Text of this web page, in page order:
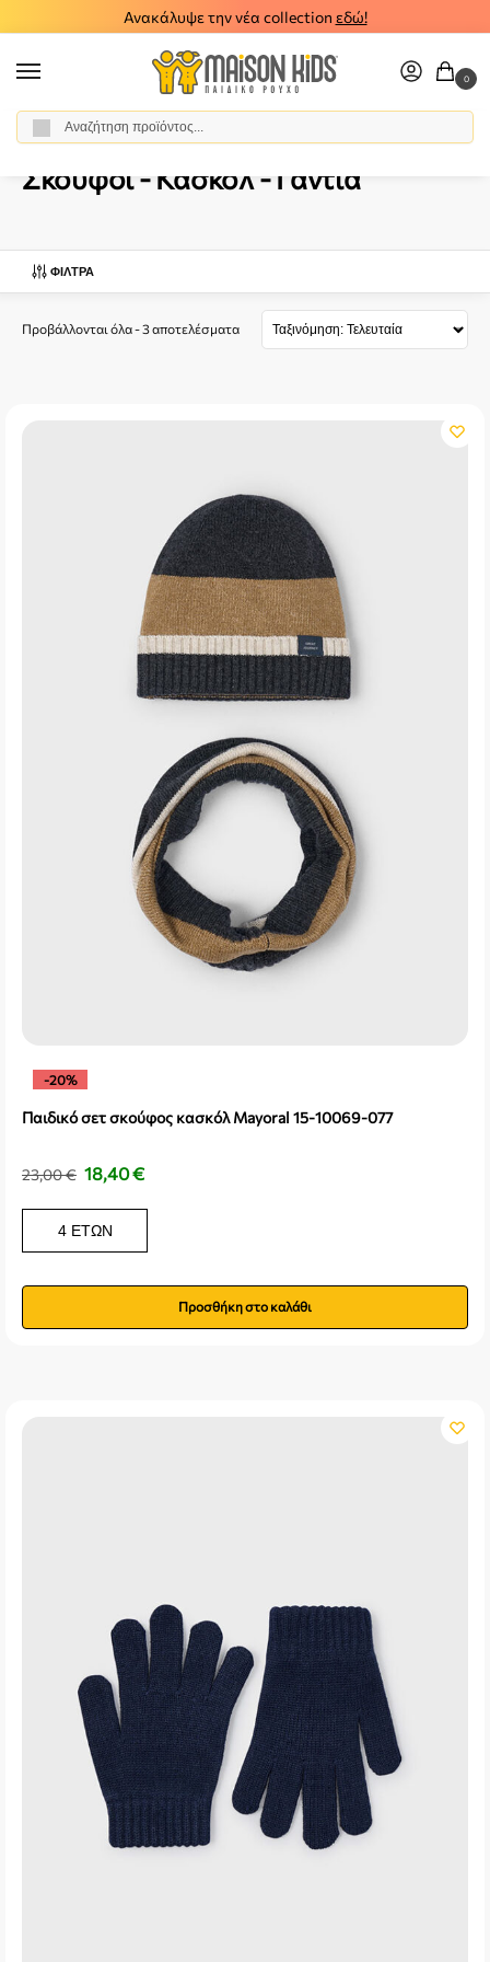
Ανακάλυψε την νέα collection εδώ!
0
Αρχική σελίδα / Αγόρι /
Σκούφοι - Κασκόλ - Γάντια
ΦΊΛΤΡΑ
Προβάλλονται όλα - 3 αποτελέσματα
-20%
Παιδικό σετ σκούφος κασκόλ Mayoral 15-10069-077
23,00€ 18,40€
4 ΕΤΏΝ
Προσθήκη στο καλάθι